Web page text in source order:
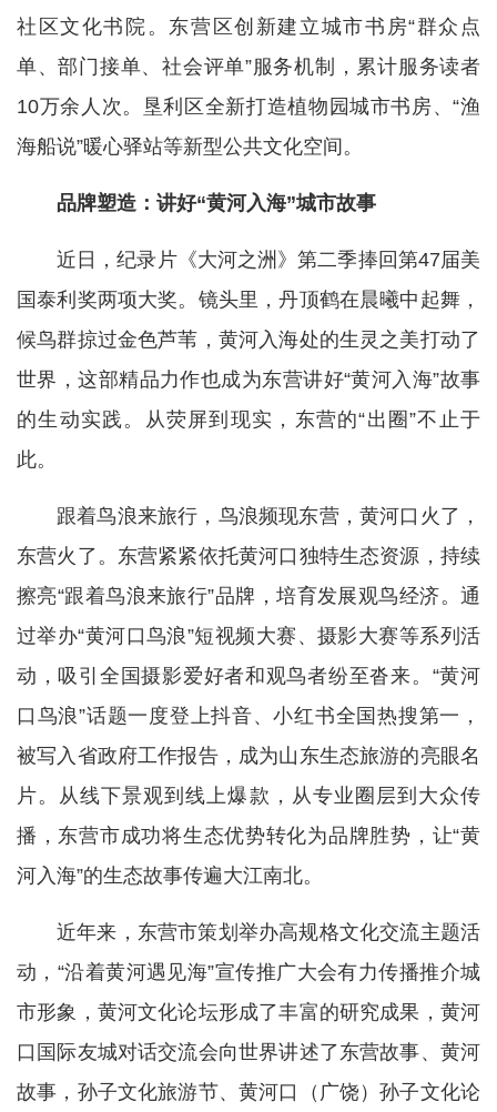
社区文化书院。东营区创新建立城市书房“群众点
单、部门接单、社会评单”服务机制，累计服务读者
10万余人次。垦利区全新打造植物园城市书房、“渔
海船说”暖心驿站等新型公共文化空间。
品牌塑造：讲好“黄河入海”城市故事
近日，纪录片《大河之洲》第二季捧回第47届美
国泰利奖两项大奖。镜头里，丹顶鹤在晨曦中起舞，
候鸟群掠过金色芦苇，黄河入海处的生灵之美打动了
世界，这部精品力作也成为东营讲好“黄河入海”故事
的生动实践。从荧屏到现实，东营的“出圈”不止于
此。
跟着鸟浪来旅行，鸟浪频现东营，黄河口火了，
东营火了。东营紧紧依托黄河口独特生态资源，持续
擦亮“跟着鸟浪来旅行”品牌，培育发展观鸟经济。通
过举办“黄河口鸟浪”短视频大赛、摄影大赛等系列活
动，吸引全国摄影爱好者和观鸟者纷至沓来。“黄河
口鸟浪”话题一度登上抖音、小红书全国热搜第一，
被写入省政府工作报告，成为山东生态旅游的亮眼名
片。从线下景观到线上爆款，从专业圈层到大众传
播，东营市成功将生态优势转化为品牌胜势，让“黄
河入海”的生态故事传遍大江南北。
近年来，东营市策划举办高规格文化交流主题活
动，“沿着黄河遇见海”宣传推广大会有力传播推介城
市形象，黄河文化论坛形成了丰富的研究成果，黄河
口国际友城对话交流会向世界讲述了东营故事、黄河
故事，孙子文化旅游节、黄河口（广饶）孙子文化论